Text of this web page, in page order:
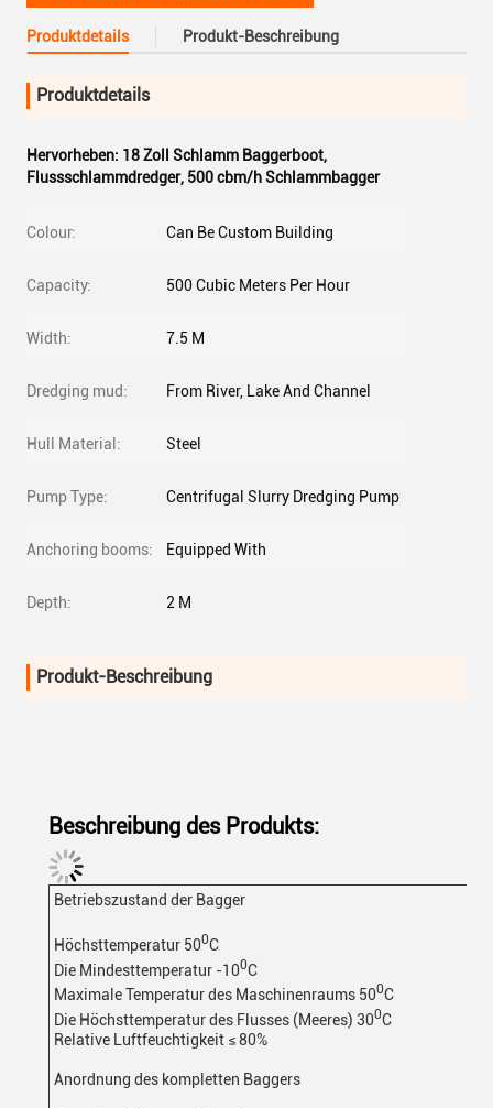
Produktdetails Produkt-Beschreibung
Produktdetails
Hervorheben: 18 Zoll Schlamm Baggerboot,
Flussschlammdredger, 500 cbm/h Schlammbagger
Colour: Can Be Custom Building
Capacity: 500 Cubic Meters Per Hour
Width: 7.5 M
Dredging mud: From River, Lake And Channel
Hull Material: Steel
Pump Type: Centrifugal Slurry Dredging Pump
Anchoring booms: Equipped With
Depth: 2 M
Produkt-Beschreibung
Beschreibung des Produkts:
Betriebszustand der Bagger
Höchsttemperatur 500C
Die Mindesttemperatur -100C
Maximale Temperatur des Maschinenraums 500C
Die Höchsttemperatur des Flusses (Meeres) 300C
Relative Luftfeuchtigkeit ≤ 80%
Anordnung des kompletten Baggers